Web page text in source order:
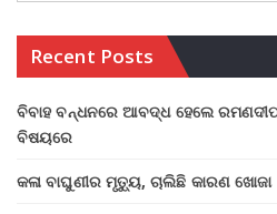
Recent Posts
ବିବାହ ବନ୍ଧନରେ ଆବଦ୍ଧ ହେଲେ
ବିଷୟରେ
କଳା ବାଘୁଣୀର ମୃତ୍ୟୁ, ଚାଲିଛି କାରଣ ଖୋଜା